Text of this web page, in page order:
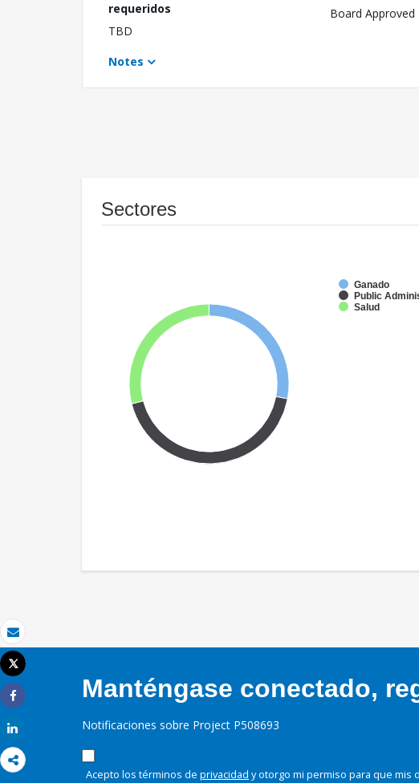
Correo electrónico
Imprimir
Tweet
Share
requeridos
TBD
Board Approved
Notes
Sectores
Ganado
Public
Salud
Manténgase conectado,
Notificaciones sobre Project P508693
Acepto los términos de privacidad y otorgo mi permiso para que